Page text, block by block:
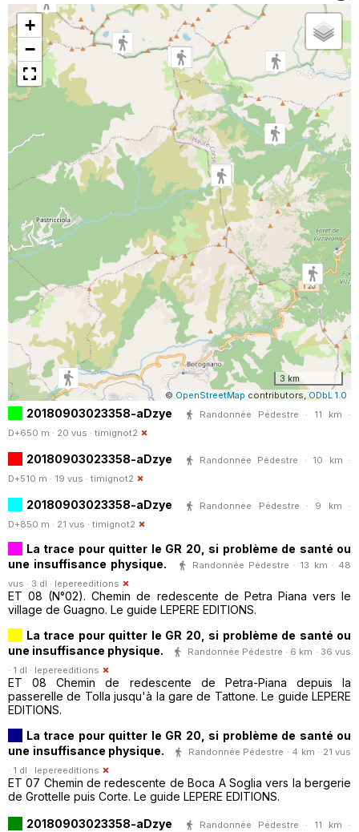
Trier par
Horodatage Photos
+
−
3 km
© OpenStreetMap contributors, ODbL 1.0
20180903023358-aDzye
Randonnée Pédestre · 11 km ·
D+650 m · 20 vus · timignot2
20180903023358-aDzye
Randonnée Pédestre · 10 km ·
D+510 m · 19 vus · timignot2
20180903023358-aDzye
Randonnée Pédestre · 9 km ·
D+850 m · 21 vus · timignot2
La trace pour quitter le GR 20, si problème de santé ou
une insuffisance physique.
Randonnée Pédestre · 13 km · 48
vus · 3 dl · lepereeditions
ET 08 (N°02). Chemin de redescente de Petra Piana vers le
village de Guagno. Le guide LEPERE EDITIONS.
La trace pour quitter le GR 20, si problème de santé ou
une insuffisance physique.
Randonnée Pédestre · 6 km · 36 vus
· 1 dl · lepereeditions
ET 08 Chemin de redescente de Petra-Piana depuis la
passerelle de Tolla jusqu'à la gare de Tattone. Le guide LEPERE
EDITIONS.
La trace pour quitter le GR 20, si problème de santé ou
une insuffisance physique.
Randonnée Pédestre · 4 km · 21 vus
· 1 dl · lepereeditions
ET 07 Chemin de redescente de Boca A Soglia vers la bergerie
de Grottelle puis Corte. Le guide LEPERE EDITIONS.
20180903023358-aDzye
Randonnée Pédestre · 11 km ·